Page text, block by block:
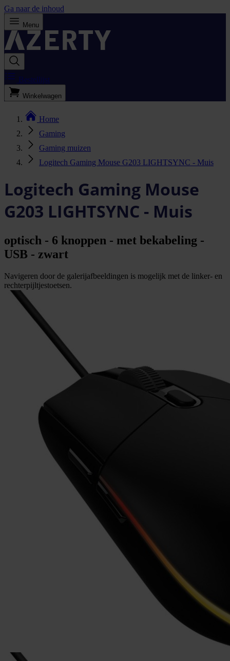
Ga naar de inhoud
Menu
Bestellijst
Winkelwagen
Home
Gaming
Gaming muizen
Logitech Gaming Mouse G203 LIGHTSYNC - Muis
Logitech Gaming Mouse
G203 LIGHTSYNC - Muis
optisch - 6 knoppen - met bekabeling -
USB - zwart
Navigeren door de galerijafbeeldingen is mogelijk met de linker- en
rechterpijltjestoetsen.